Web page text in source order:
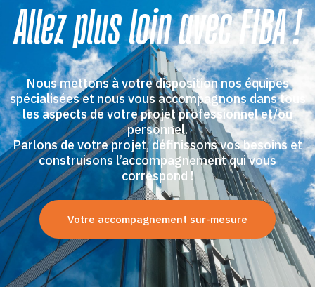
Allez plus loin avec FIBA !
Nous mettons à votre disposition nos équipes
spécialisées et nous vous accompagnons dans tous
les aspects de votre projet professionnel et/ou
personnel.
Parlons de votre projet, définissons vos besoins et
construisons l’accompagnement qui vous
correspond !
Votre accompagnement sur-mesure